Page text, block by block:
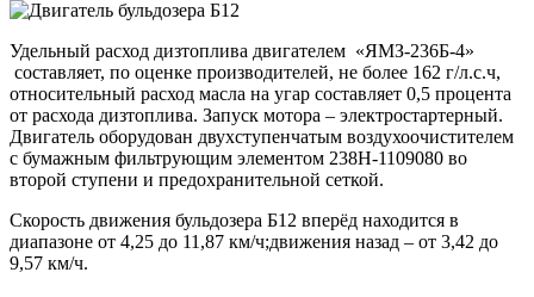
Удельный расход дизтоплива двигателем «ЯМЗ-236Б-4»
составляет, по оценке производителей, не более 162 г/л.с.ч,
относительный расход масла на угар составляет 0,5 процента
от расхода дизтоплива. Запуск мотора – электростартерный.
Двигатель оборудован двухступенчатым воздухоочистителем
с бумажным фильтрующим элементом 238Н-1109080 во
второй ступени и предохранительной сеткой.
Скорость движения бульдозера Б12 вперёд находится в
диапазоне от 4,25 до 11,87 км/ч;движения назад – от 3,42 до
9,57 км/ч.